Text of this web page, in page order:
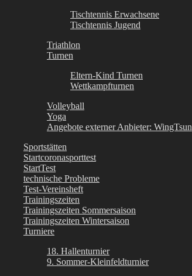
Tischtennis Erwachsene
Tischtennis Jugend
Triathlon
Turnen
Eltern-Kind Turnen
Wettkampfturnen
Volleyball
Yoga
Angebote externer Anbieter: WingTsun
Sportstätten
Startcoronasporttest
StartTest
technische Probleme
Test-Vereinsheft
Trainingszeiten
Trainingszeiten Sommersaison
Trainingszeiten Wintersaison
Turniere
18. Hallenturnier
9. Sommer-Kleinfeldturnier